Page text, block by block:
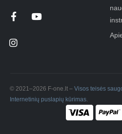
© 2021–2026 F-one.lt – Visos teisės
Internetinių puslapių kūrimas